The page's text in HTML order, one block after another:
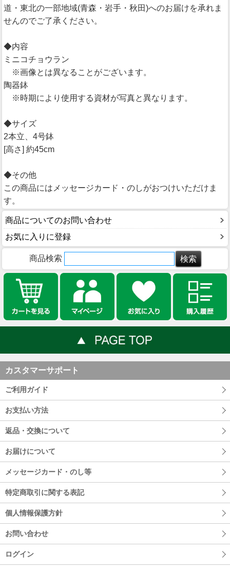
道・東北の一部地域(青森・岩手・秋田)へのお届けを承れま
せんのでご了承ください。
◆内容
ミニコチョウラン
※画像とは異なることがございます。
陶器鉢
※時期により使用する資材が写真と異なります。
◆サイズ
2本立、4号鉢
[高さ] 約45cm
◆その他
この商品にはメッセージカード・のしがおつけいただけま
す。
商品についてのお問い合わせ
お気に入りに登録
商品検索
カスタマーサポート
ご利用ガイド
お支払い方法
返品・交換について
お届けについて
メッセージカード・のし等
特定商取引に関する表記
個人情報保護方針
お問い合わせ
ログイン